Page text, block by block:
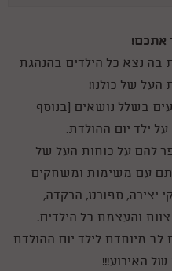
אתכם!
נצא כל הילדים בהנהגת
העל של כולנו!
בשלל נושאים (בנוסף
ילד יום ההולדת.
להם על כוחות העל של
עם משימות ומשחקים
יצירה, ספורט, הרקדה,
והעצמת כל הילדים.
מיוחדת לילד יום ההולדת
האירוע!!!